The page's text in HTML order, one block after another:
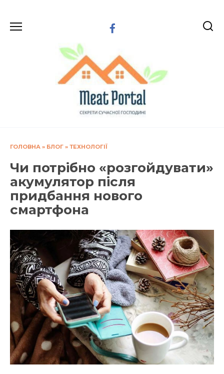
вмісту
ГОЛОВНА » БЛОГ » ТЕХНОЛОГІЇ
Чи потрібно «розгойдувати»
акумулятор після
придбання нового
смартфона